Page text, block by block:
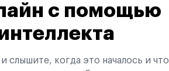
с помощью
когда это началось и что